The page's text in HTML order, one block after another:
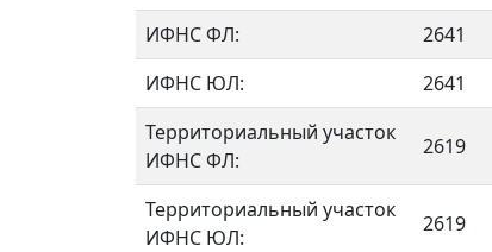
ИФНС ФЛ:
2641
ИФНС ЮЛ:
2641
Территориальный участок
ИФНС ФЛ:
2619
Территориальный участок
ИФНС ЮЛ:
2619